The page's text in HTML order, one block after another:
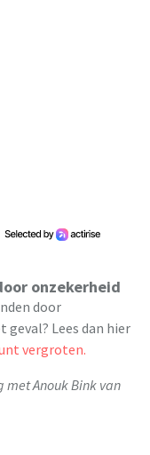
onzekerheid
door
geval? Lees dan hier
vergroten.
met Anouk Bink van